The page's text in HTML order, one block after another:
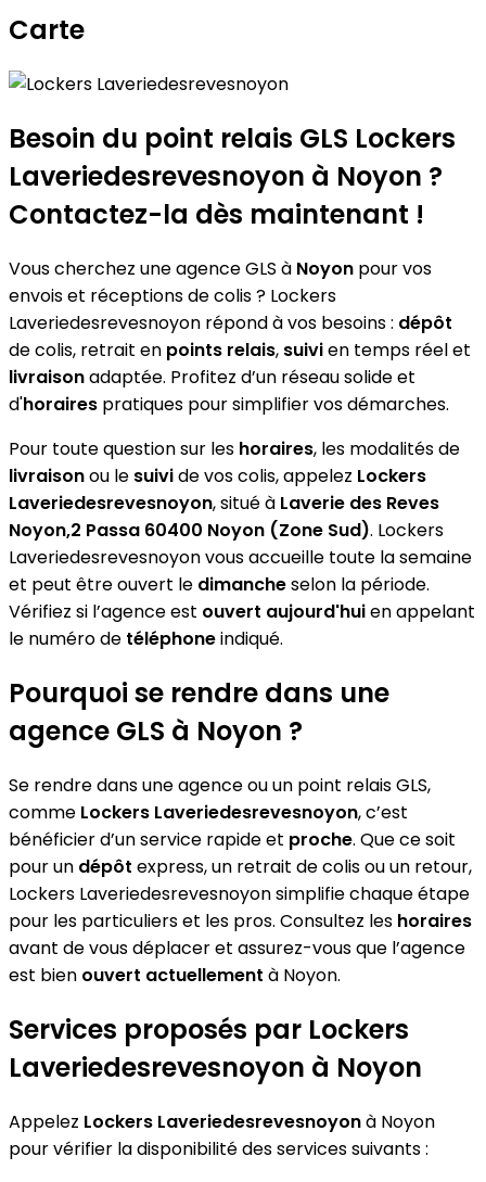
Carte
Lockers Laveriedesrevesnoyon
+
−
Besoin du point relais GLS Lockers
Laveriedesrevesnoyon à Noyon ?
Contactez-la dès maintenant !
Vous cherchez une agence GLS à Noyon pour vos
envois et réceptions de colis ? Lockers
Laveriedesrevesnoyon répond à vos besoins : dépôt
de colis, retrait en points relais, suivien temps réel et
livraisonadaptée. Profitez d’un réseau solide et
d'horaires pratiques pour simplifier vos démarches.
Pour toute question sur les horaires, les modalités de
livraisonou le suivide vos colis, appelez Lockers
Laveriedesrevesnoyon, situé à Laverie des Reves
Noyon,2 Passa 60400 Noyon (Zone Sud). Lockers
Laveriedesrevesnoyon vous accueille toute la semaine
et peut être ouvert le dimancheselon la période.
Vérifiez si l’agence est ouvert aujourd'huien appelant
le numéro de téléphoneindiqué.
Pourquoi se rendre dans une
agence GLS à Noyon ?
Se rendre dans une agence ou un point relais GLS,
comme Lockers Laveriedesrevesnoyon, c’est
bénéficier d’un service rapide et proche. Que ce soit
pour un dépôt express, un retrait de colis ou un retour,
Lockers Laveriedesrevesnoyon simplifie chaque étape
pour les particuliers et les pros. Consultez les horaires
avant de vous déplacer et assurez-vous que l’agence
est bien ouvert actuellement à Noyon.
Services proposés par Lockers
Laveriedesrevesnoyon à Noyon
Appelez Lockers Laveriedesrevesnoyonà Noyon
pour vérifier la disponibilité des services suivants :